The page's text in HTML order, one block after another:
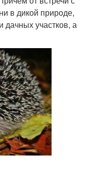
в дикой природе,
дачных участков, а